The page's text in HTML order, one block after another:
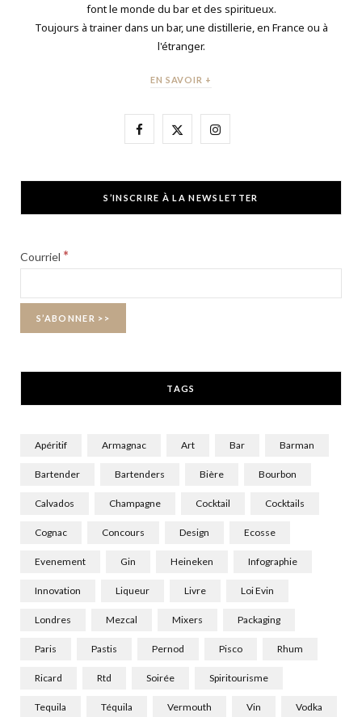
font le monde du bar et des spiritueux.
Toujours à trainer dans un bar, une distillerie, en France ou à
l'étranger.
EN SAVOIR +
F
e
X
w
I
t
S’INSCRIRE À LA NEWSLETTER
Courriel *
TAGS
Apéritif Armagnac Art Bar Barman
Bartender Bartenders Bière Bourbon
Calvados Champagne Cocktail Cocktails
Cognac Concours Design Ecosse
Evenement Gin Heineken Infographie
Innovation Liqueur Livre Loi Evin
Londres Mezcal Mixers Packaging
Paris Pastis Pernod Pisco Rhum
Ricard Rtd Soirée Spiritourisme
Tequila Téquila Vermouth Vin Vodka